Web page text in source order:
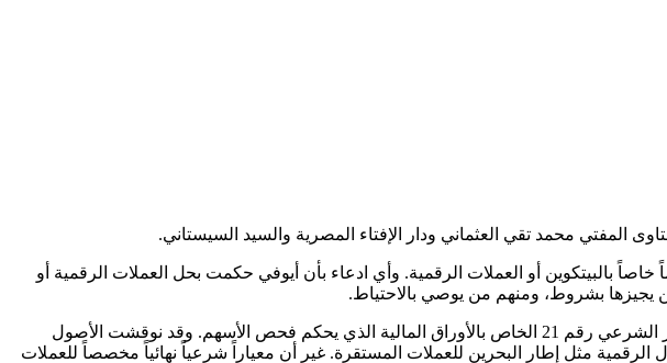
خاصاً بالبيتكوين أو العملات الرقمية. وأي ادعاء بأن أيوفي حكمت بحل العملات الرقمية أو
يجيزها بشروط، ومنهم من يوصي بالاحتياط.
تصدر هيئة أيوفي المعايير الشرعية التي تعتمدها معظم المصارف الإسلامية ومنصات الاستثمار الحلال، ومنها المعيار الشرعي رقم 21 الخاص بالأوراق المالية الذي يحكم فحص الأسهم. وقد نوقشت الأصول
الرقمية مثل إطار البحرين للعملات المستقرة. غير أن معياراً شرعياً نهائياً مخصصاً للعملات